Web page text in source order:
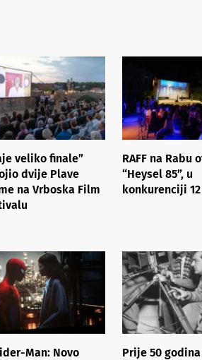
veliko finale”
dvije Plave
na Vrboska Film
RAFF na Rabu
“Heysel 85”, u
konkurenciji
Man: Novo
Prije 50